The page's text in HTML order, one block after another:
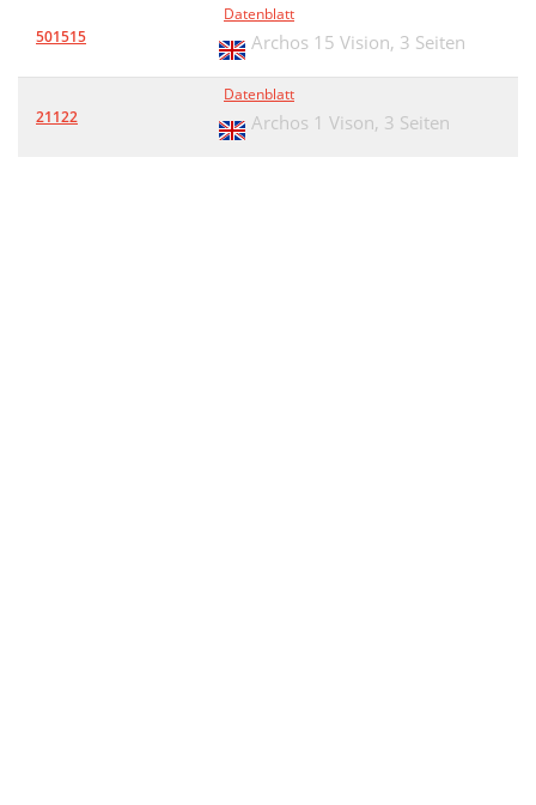
501515
Datenblatt
Archos 15 Vision, 3 Seiten
21122
Datenblatt
Archos 1 Vison, 3 Seiten